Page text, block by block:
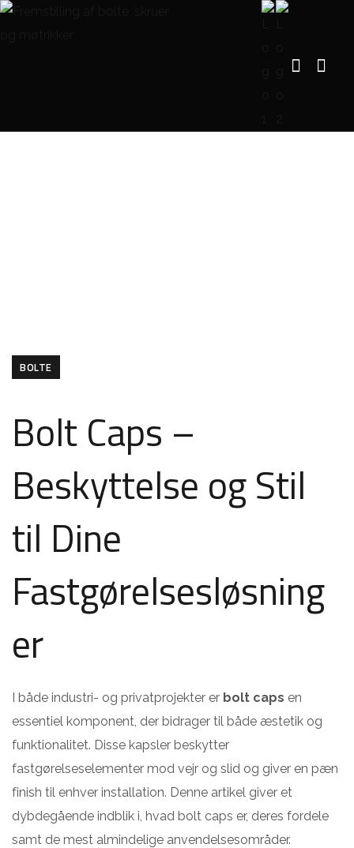
BOLTE
Bolt Caps –
Beskyttelse og Stil
til Dine
Fastgørelsesløsning
er
I både industri- og privatprojekter er bolt caps en
essentiel komponent, der bidrager til både æstetik og
funktionalitet. Disse kapsler beskytter
fastgørelseselementer mod vejr og slid og giver en pæn
finish til enhver installation. Denne artikel giver et
dybdegående indblik i, hvad bolt caps er, deres fordele
samt de mest almindelige anvendelsesområder.